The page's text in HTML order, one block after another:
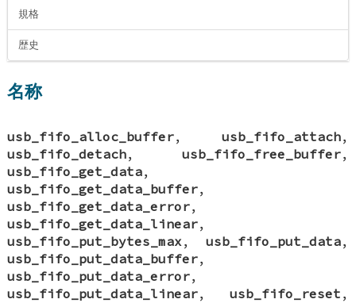
規格
歴史
名称
usb_fifo_alloc_buffer, usb_fifo_attach,
usb_fifo_detach, usb_fifo_free_buffer,
usb_fifo_get_data,
usb_fifo_get_data_buffer,
usb_fifo_get_data_error,
usb_fifo_get_data_linear,
usb_fifo_put_bytes_max , usb_fifo_put_data,
usb_fifo_put_data_buffer,
usb_fifo_put_data_error,
usb_fifo_put_data_linear, usb_fifo_reset ,